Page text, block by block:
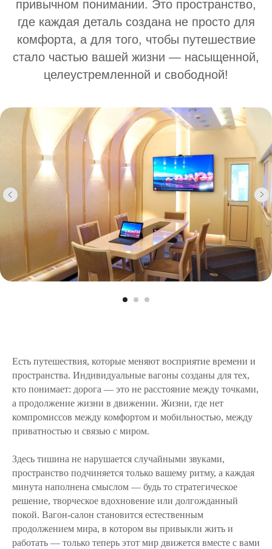
привычном понимании. Это пространство,
где каждая деталь создана не просто для
комфорта, а для того, чтобы путешествие
стало частью вашей жизни — насыщенной,
целеустремленной и свободной!
Есть путешествия, которые меняют восприятие времени и
пространства. Индивидуальные вагоны созданы для тех,
кто понимает: дорога — это не расстояние между точками,
а продолжение жизни в движении. Жизни, где нет
компромиссов между комфортом и мобильностью, между
приватностью и связью с миром.
Здесь тишина не нарушается случайными звуками,
пространство подчиняется только вашему ритму, а каждая
минута наполнена смыслом — будь то стратегическое
решение, творческое вдохновение или долгожданный
покой. Вагон-салон становится естественным
продолжением мира, в котором вы привыкли жить и
работать — только теперь этот мир движется вместе с вами